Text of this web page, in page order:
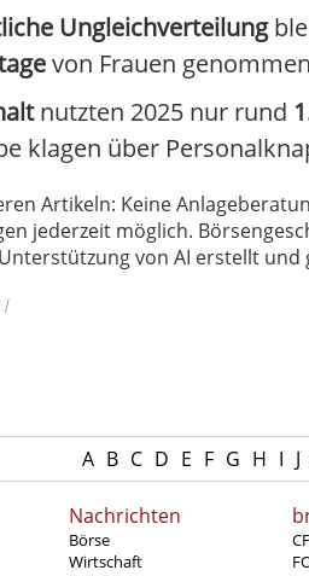
Ungleichverteilung
von Frauen
nutzten 2025 nur rund
klagen über
Artikeln: Keine
jederzeit möglich.
von AI erstellt und
|
A B C D E F G H I J
Nachrichten
Börse
Wirtschaft